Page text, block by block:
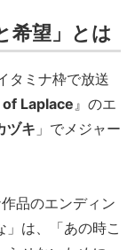
希望」とは
タミナ枠で放送
of Laplace』のエ
ヅキ 」でメジャー
品のエンディン
」は、「あの時こ